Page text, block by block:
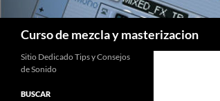
Curso de mezcla y masterizacion
Sitio Dedicado Tips y Consejos
de Sonido
BUSCAR